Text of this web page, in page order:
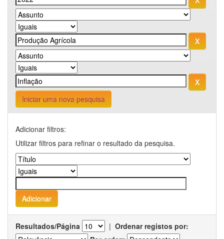
Iniciar uma nova pesquisa
Adicionar filtros:
Utilizar filtros para refinar o resultado da pesquisa.
Resultados/Página | Ordenar registos por: